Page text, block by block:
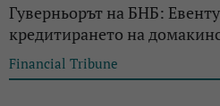
Гуверньорът на БНБ:
кредитирането на
Financial Tribune